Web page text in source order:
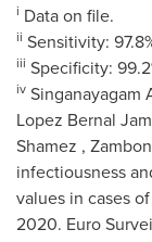
i Data on file.
ii Sensitivity:
iii Specificity:
iv Singanayagam
Lopez Bernal
Shamez ,
infectiousness
values in cases
2020. Euro